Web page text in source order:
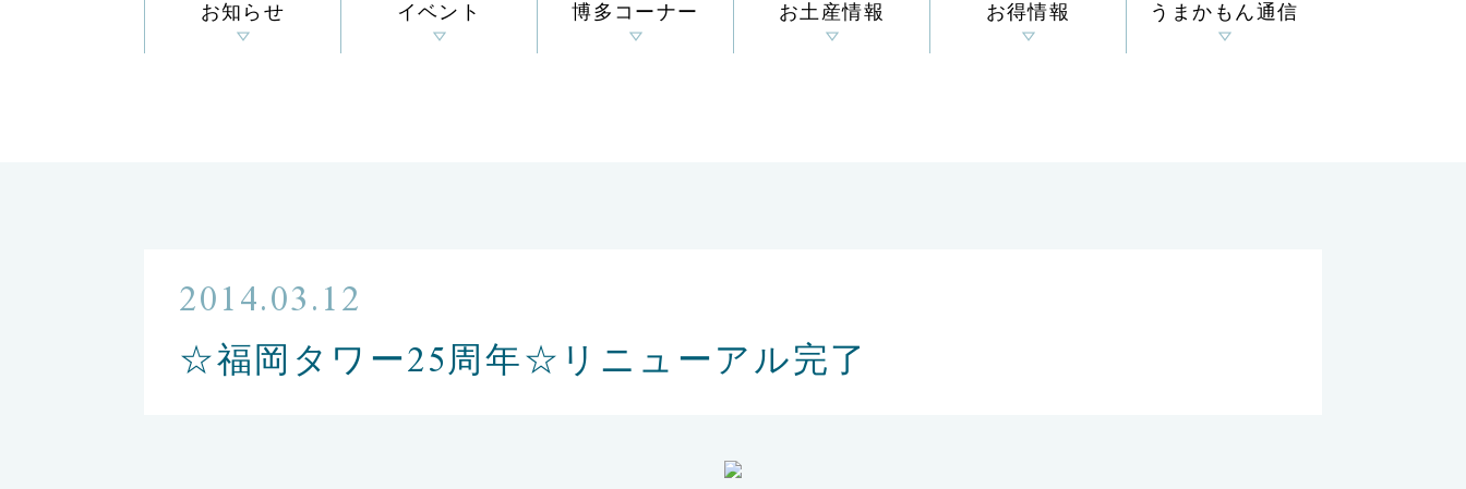
お知らせ イベント 博多コーナー お土産情報 お得情報 うまかもん通信
2014.03.12
☆福岡タワー25周年☆リニューアル完了